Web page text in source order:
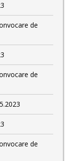
de
de
de